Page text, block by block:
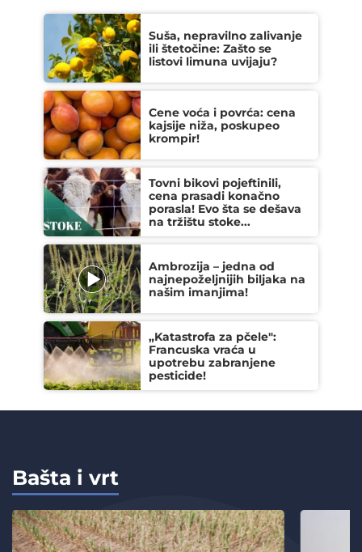
Suša, nepravilno zalivanje
ili štetočine: Zašto se
listovi limuna uvijaju?
Cene voća i povrća: cena
kajsije niža, poskupeo
krompir!
Tovni bikovi pojeftinili,
cena prasadi konačno
porasla! Evo šta se dešava
na tržištu stoke...
Ambrozija – jedna od
najnepoželjnijih biljaka na
našim imanjima!
„Katastrofa za pčele":
Francuska vraća u
upotrebu zabranjene
pesticide!
Bašta i vrt